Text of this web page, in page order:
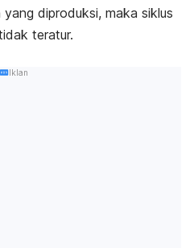
diproduksi, maka siklus
teratur.
Iklan